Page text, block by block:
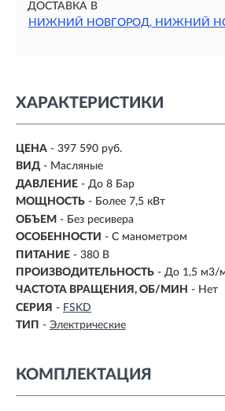
ДОСТАВКА В
НИЖНИЙ НОВГОРОД, НИЖНИЙ
ХАРАКТЕРИСТИКИ
ЦЕНА - 397 590 руб.
ВИД - Масляные
ДАВЛЕНИЕ - До 8 Бар
МОЩНОСТЬ - Более 7,5 кВт
ОБЪЕМ - Без ресивера
ОСОБЕННОСТИ - С манометром
ПИТАНИЕ - 380 В
ПРОИЗВОДИТЕЛЬНОСТЬ - До 1,5 м3/
ЧАСТОТА ВРАЩЕНИЯ, ОБ/МИН - Нет
СЕРИЯ - FSKD
ТИП - Электрические
КОМПЛЕКТАЦИЯ